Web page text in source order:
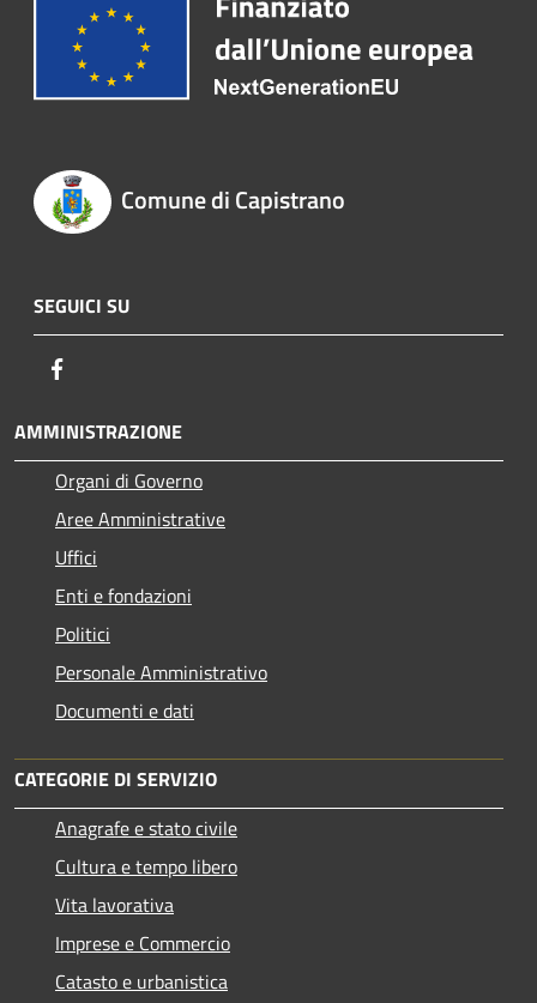
Comune di Capistrano
SEGUICI SU
AMMINISTRAZIONE
Organi di Governo
Aree Amministrative
Uffici
Enti e fondazioni
Politici
Personale Amministrativo
Documenti e dati
CATEGORIE DI SERVIZIO
Anagrafe e stato civile
Cultura e tempo libero
Vita lavorativa
Imprese e Commercio
Catasto e urbanistica